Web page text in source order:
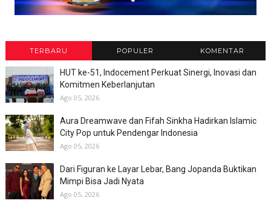
TERBARU POPULER KOMENTAR
HUT ke-51, Indocement Perkuat Sinergi, Inovasi dan
Komitmen Keberlanjutan
Ago 05, 2026
Aura Dreamwave dan Fifah Sinkha Hadirkan Islamic
City Pop untuk Pendengar Indonesia
Ago 05, 2026
Dari Figuran ke Layar Lebar, Bang Jopanda Buktikan
Mimpi Bisa Jadi Nyata
Ago 05, 2026